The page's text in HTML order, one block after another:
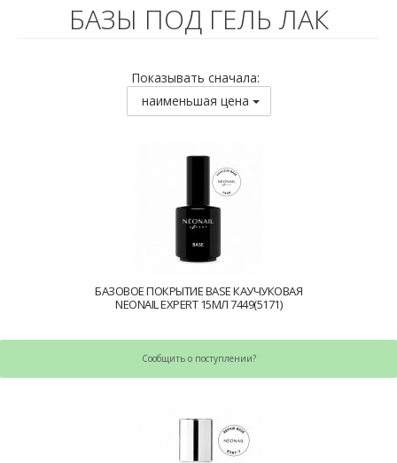
БАЗЫ ПОД ГЕЛЬ ЛАК
Показывать сначала:
наименьшая цена
БАЗОВОЕ ПОКРЫТИЕ BASE КАУЧУКОВАЯ
NEONAIL EXPERT 15МЛ 7449(5171)
Сообщить о поступлении?